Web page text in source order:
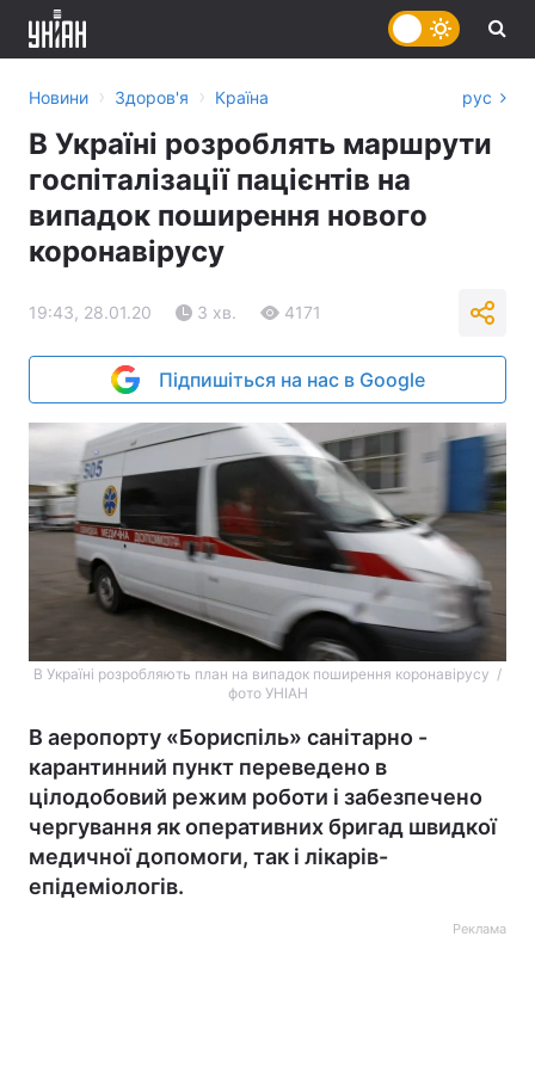
Новини › Здоров'я › Країна рус
В Україні розроблять маршрути
госпіталізації пацієнтів на
випадок поширення нового
коронавірусу
19:43, 28.01.20 3 хв. 4171
Підпишіться на нас в Google
В Україні розробляють план на випадок поширення коронавірусу /
фото УНІАН
В аеропорту «Бориспіль» санітарно -
карантинний пункт переведено в
цілодобовий режим роботи і забезпечено
чергування як оперативних бригад швидкої
медичної допомоги, так і лікарів-
епідеміологів.
Реклама